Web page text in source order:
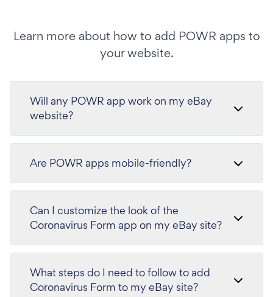
Learn more about how to add POWR apps to
your website.
Will any POWR app work on my eBay
website?
Are POWR apps mobile-friendly?
Can I customize the look of the
Coronavirus Form app on my eBay site?
What steps do I need to follow to add
Coronavirus Form to my eBay site?